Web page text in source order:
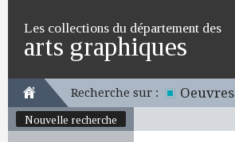
Les collections du département des
arts graphiques
Recherche sur : Oeuvres
Nouvelle recherche